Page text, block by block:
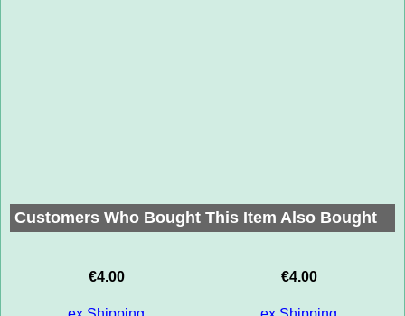
Customers Who Bought This Item Also Bought
€4.00 €4.00